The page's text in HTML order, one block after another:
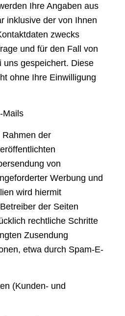
Ihre Angaben aus
inklusive der von Ihnen
zwecks
und für den Fall von
uns gespeichert. Diese
ohne Ihre Einwilligung
Mails
der
von
Werbung und
wird hiermit
der Seiten
rechtliche Schritte
Zusendung
etwa durch Spam-E-
(Kunden- und